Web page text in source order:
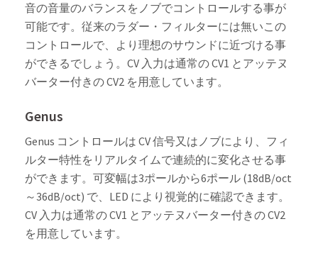
音の音量のバランスをノブでコントロールする事が
可能です。従来のラダー・フィルターには無いこの
コントロールで、より理想のサウンドに近づける事
ができるでしょう。CV 入力は通常の CV1 とアッテヌ
バーター付きの CV2 を用意しています。
Genus
Genus コントロールは CV 信号又はノブにより、フィ
ルター特性をリアルタイムで連続的に変化させる事
ができます。可変幅は3ポールから6ポール (18dB/oct
～36dB/oct) で、LED により視覚的に確認できます。
CV 入力は通常の CV1 とアッテヌバーター付きの CV2
を用意しています。